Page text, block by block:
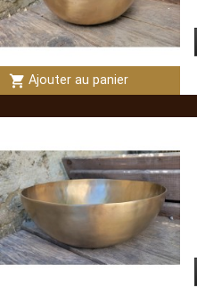
shopping_cart Ajouter au panier